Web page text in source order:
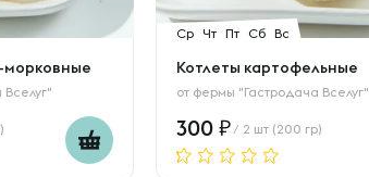
морковные
Ср Чт Пт Сб Вс
Котлеты картофельные
от фермы "Гастродача Вселуг"
300 / 2 шт (200 гр)